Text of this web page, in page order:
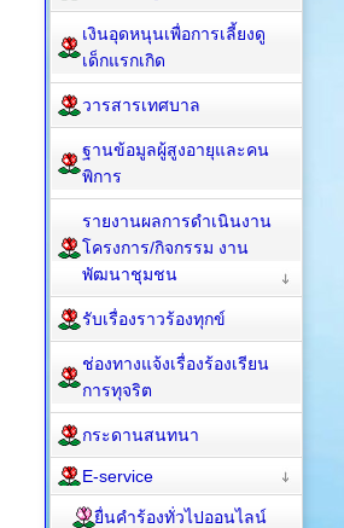
เงินอุดหนุนเพื่อการเลี้ยงดู
เด็กแรกเกิด
วารสารเทศบาล
ฐานข้อมูลผู้สูงอายุและคน
พิการ
รายงานผลการดำเนินงาน
โครงการ/กิจกรรม งาน
พัฒนาชุมชน
รับเรื่องราวร้องทุกข์
ช่องทางแจ้งเรื่องร้องเรียน
การทุจริต
กระดานสนทนา
E-service
ยื่นคำร้องทั่วไปออนไลน์